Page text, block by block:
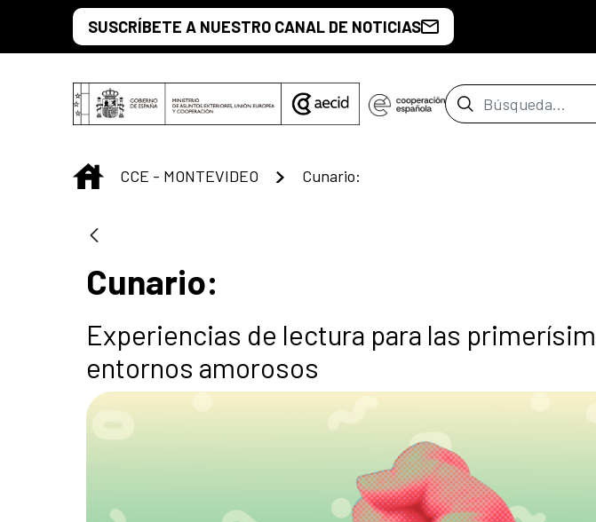
Saltar al contenido principal
SUSCRÍBETE A NUESTRO CANAL DE NOTICIAS
Barra de
INICIO
CCE - MONTEVIDEO Cunario:
Cunario:
Experiencias de lectura para las
entornos amorosos